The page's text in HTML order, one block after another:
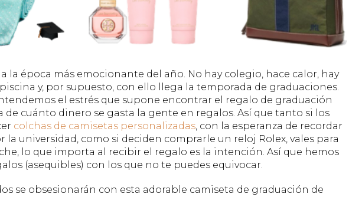
la época más emocionante del año. No hay colegio, hace calor, hay
y, por supuesto, con ello llega la temporada de graduaciones.
el estrés que supone encontrar el regalo de graduación
de cuánto dinero se gasta la gente en regalos. Así que tanto si los
colchas de camisetas personalizadas , con la esperanza de recordar
la universidad, como si deciden comprarle un reloj Rolex, vales para
lo que importa al recibir el regalo es la intención. Así que hemos
(asequibles) con los que no te puedes equivocar.
se obsesionarán con esta adorable camiseta de graduación de